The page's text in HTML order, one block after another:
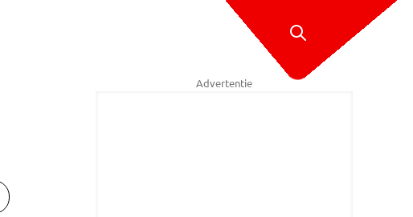
Advertentie